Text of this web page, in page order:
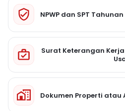
NPWP dan SPT
Surat Keterangan
Dokumen Properti atau